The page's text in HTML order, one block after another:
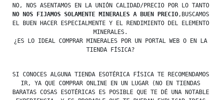
NO, NOS ASENTAMOS EN LA UNIÓN CALIDAD/PRECIO POR LO TANTO
NO NOS FIJAMOS SOLAMENTE MINERALES A BUEN PRECIO,BUSCAMOS
EL BUEN HACER ESPECIALMENTE Y EL RENDIMIENTO DEL ELEMENTO
MINERALES.
¿ES LO IDEAL COMPRAR MINERALES POR UN PORTAL WEB O EN LA
TIENDA FÍSICA?
SI CONOCES ALGUNA TIENDA ESOTÉRICA FÍSICA TE RECOMENDAMOS
IR, YA QUE COMPRAR ONLINE EN UN LUGAR (NO EN TIENDAS
BARATAS COSAS ESOTÉRICAS ES POSIBLE QUE TE DÉ UNA NOTABLE